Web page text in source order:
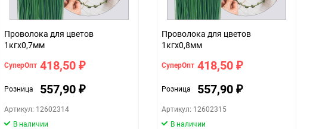
Проволока для цветов
1кгx0,7мм
СуперОпт 418,50 ₽
Розница 557,90 ₽
Артикул: 12602314
В наличии
Проволока для цветов
1кгx0,8мм
СуперОпт 418,50 ₽
Розница 557,90 ₽
Артикул: 12602315
В наличии